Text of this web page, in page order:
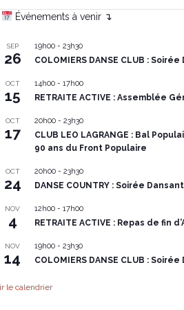
Événements à venir ↴
SEP
26
19h00 - 23h30
COLOMIERS DANSE CLUB :
OCT
15
14h00 - 17h00
RETRAITE ACTIVE : Assemblée
OCT
17
20h00 - 23h30
CLUB LEO LAGRANGE : Bal
90 ans du Front Populaire
OCT
24
20h00 - 23h30
DANSE COUNTRY : Soirée
NOV
4
12h00 - 17h00
RETRAITE ACTIVE : Repas de fin
NOV
14
19h00 - 23h30
COLOMIERS DANSE CLUB :
le calendrier